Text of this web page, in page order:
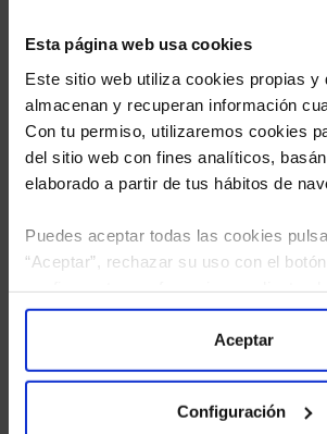
Esta página web usa cookies
Este sitio web utiliza cookies propias y
almacenan y recuperan información
Con tu permiso, utilizaremos cookies
del sitio web con fines analíticos,
elaborado a partir de tus hábitos de
Puedes aceptar todas las cookies
“Aceptar”, rechazar su uso con el
“Configuración”. Consulta nuestra
para más información.
Aceptar
Configuración
tratamiento de mis datos